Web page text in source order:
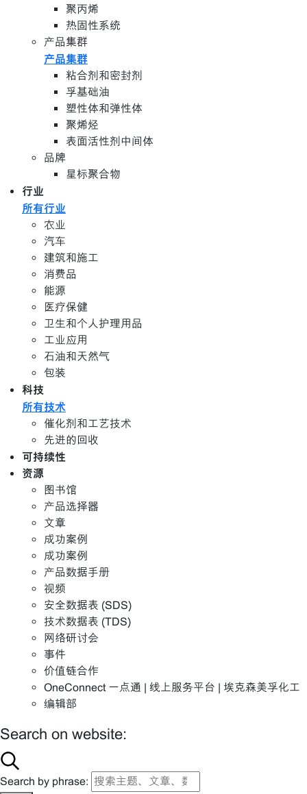
聚丙烯
热固性系统
产品集群
产品集群
粘合剂和密封剂
孚基础油
塑性体和弹性体
聚烯烃
表面活性剂中间体
品牌
星标聚合物
行业
所有行业
农业
汽车
建筑和施工
消费品
能源
医疗保健
卫生和个人护理用品
工业应用
石油和天然气
包装
科技
所有技术
催化剂和工艺技术
先进的回收
可持续性
资源
图书馆
产品选择器
文章
成功案例
成功案例
产品数据手册
视频
安全数据表 (SDS)
技术数据表 (TDS)
网络研讨会
事件
价值链合作
OneConnect 一点通 | 线上服务平台 | 埃克森美孚化工
编辑部
Search on website:
Search by phrase: